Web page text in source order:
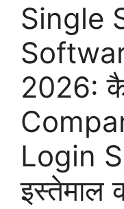
Single
2026:
Login
इस्तेमाल